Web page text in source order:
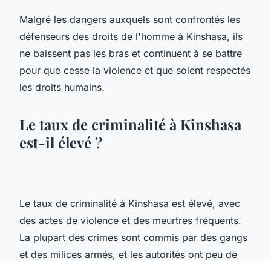
Malgré les dangers auxquels sont confrontés les
défenseurs des droits de l'homme à Kinshasa, ils
ne baissent pas les bras et continuent à se battre
pour que cesse la violence et que soient respectés
les droits humains.
Le taux de criminalité à Kinshasa
est-il élevé ?
Le taux de criminalité à Kinshasa est élevé, avec
des actes de violence et des meurtres fréquents.
La plupart des crimes sont commis par des gangs
et des milices armés, et les autorités ont peu de